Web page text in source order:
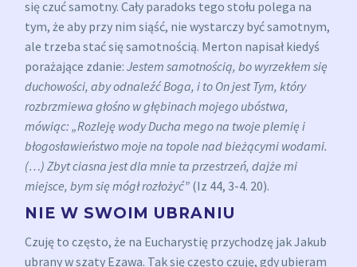
się czuć samotny. Cały paradoks tego stołu polega na
tym, że aby przy nim siąść, nie wystarczy być samotnym,
ale trzeba stać się samotnością. Merton napisał kiedyś
porażające zdanie: Jestem samotnością, bo wyrzekłem się
duchowości, aby odnaleźć Boga, i to On jest Tym, który
rozbrzmiewa głośno w głębinach mojego ubóstwa,
mówiąc: „Rozleję wody Ducha mego na twoje plemię i
błogosławieństwo moje na topole nad bieżącymi wodami.
(…) Zbyt ciasna jest dla mnie ta przestrzeń, dajże mi
miejsce, bym się mógł rozłożyć” (Iz 44, 3-4. 20).
NIE W SWOIM UBRANIU
Czuję to często, że na Eucharystię przychodzę jak Jakub
ubrany w szaty Ezawa. Tak się często czuję, gdy ubieram